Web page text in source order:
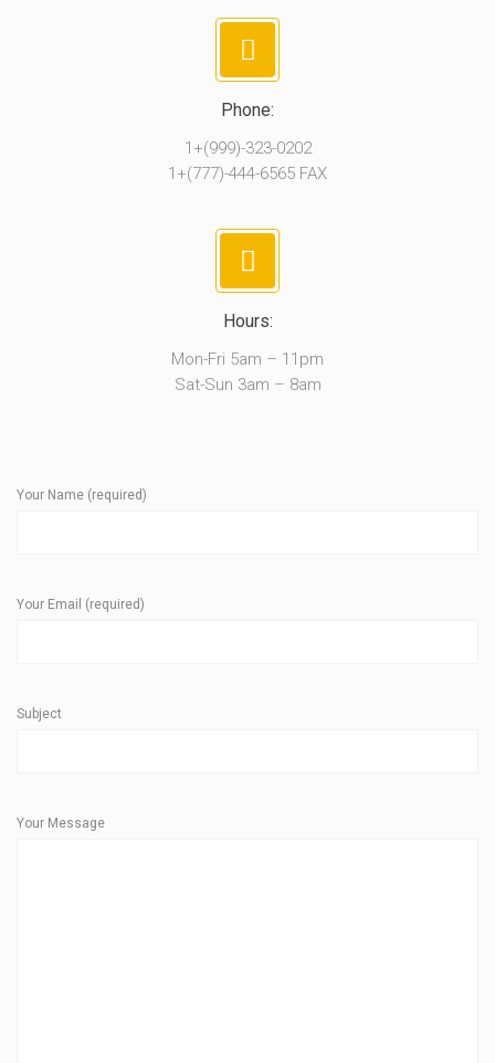
Phone:
1+(999)-323-0202
1+(777)-444-6565 FAX
Hours:
Mon-Fri 5am – 11pm
Sat-Sun 3am – 8am
Your Name (required)
Your Email (required)
Subject
Your Message